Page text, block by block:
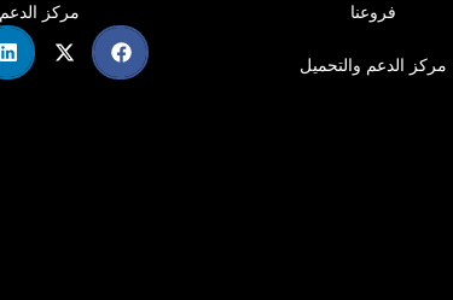
فروعنا
مركز الدعم والتحميل
مركز